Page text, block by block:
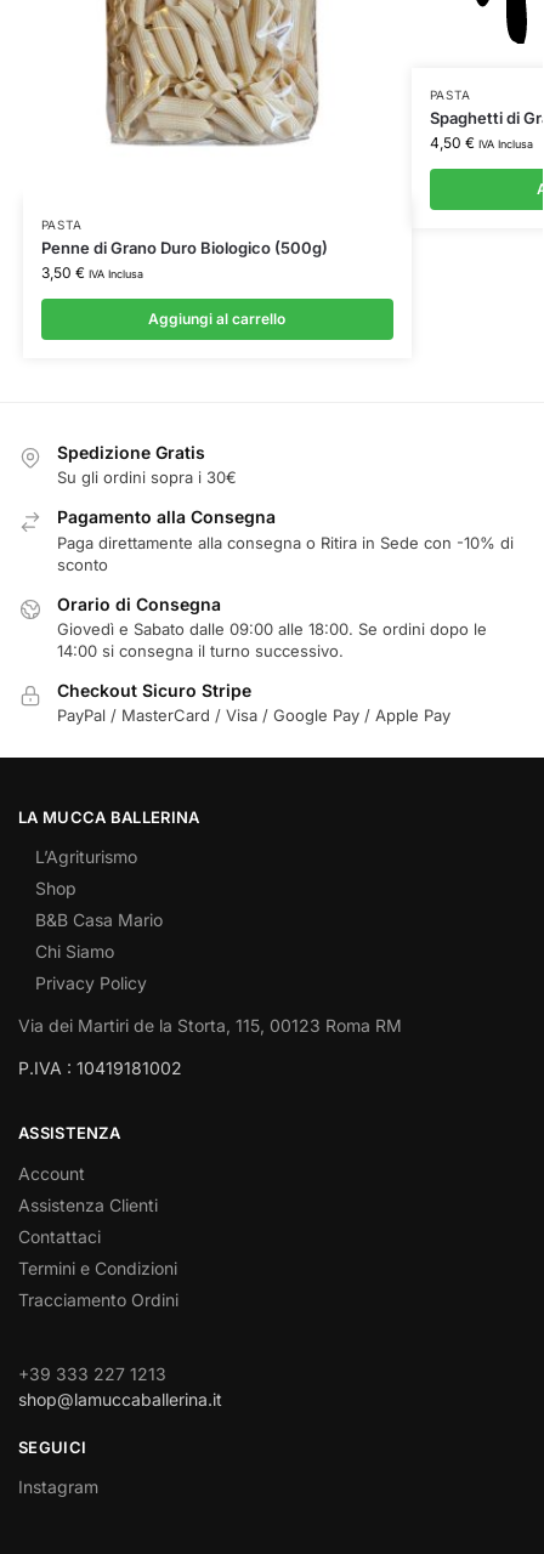
PASTA
Penne di Grano Duro Biologico (500g)
3,50 € IVA Inclusa
Aggiungi al carrello
PASTA
Spaghetti di
4,50 € IVA Inclusa
Spedizione Gratis
Su gli ordini sopra i 30€
Pagamento alla Consegna
Paga direttamente alla consegna o Ritira in Sede con -10% di
sconto
Orario di Consegna
Giovedì e Sabato dalle 09:00 alle 18:00. Se ordini dopo le
14:00 si consegna il turno successivo.
Checkout Sicuro Stripe
PayPal / MasterCard / Visa / Google Pay / Apple Pay
LA MUCCA BALLERINA
L’Agriturismo
Shop
B&B Casa Mario
Chi Siamo
Privacy Policy
Via dei Martiri de la Storta, 115, 00123 Roma RM
P.IVA : 10419181002
ASSISTENZA
Account
Assistenza Clienti
Contattaci
Termini e Condizioni
Tracciamento Ordini
+39 333 227 1213
shop@lamuccaballerina.it
SEGUICI
Instagram